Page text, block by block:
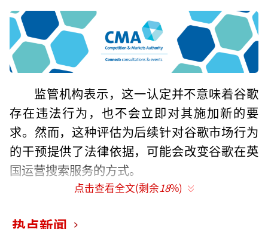
监管机构表示，这一认定并不意味着谷歌
存在违法行为，也不会立即对其施加新的要
求。然而，这种评估为后续针对谷歌市场行为
的干预提供了法律依据，可能会改变谷歌在英
国运营搜索服务的方式。
点击查看全文(剩余18%)